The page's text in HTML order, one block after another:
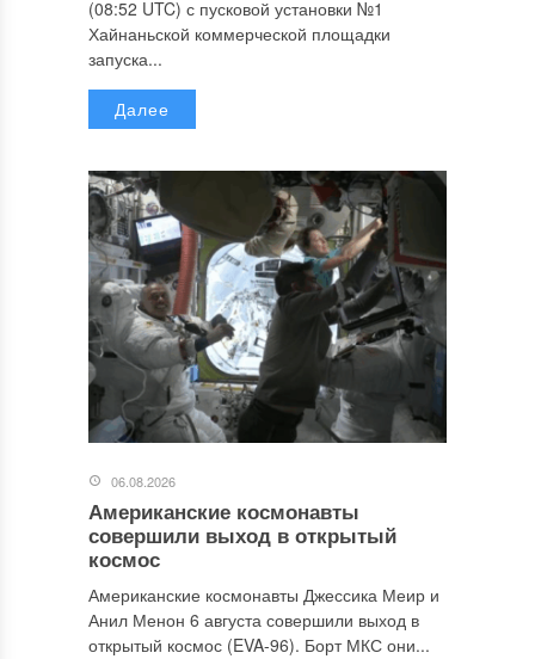
(08:52 UTC) с пусковой установки №1
Хайнаньской коммерческой площадки
запуска...
Далее
06.08.2026
Американские космонавты
совершили выход в открытый
космос
Американские космонавты Джессика Меир и
Анил Менон 6 августа совершили выход в
открытый космос (EVA-96). Борт МКС они...